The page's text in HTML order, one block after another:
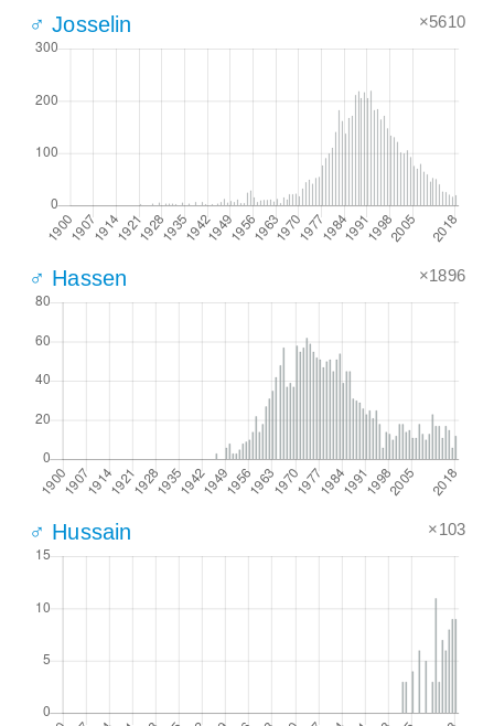
♂ Josselin ×5610
♂ Hassen ×1896
♂ Hussain ×103